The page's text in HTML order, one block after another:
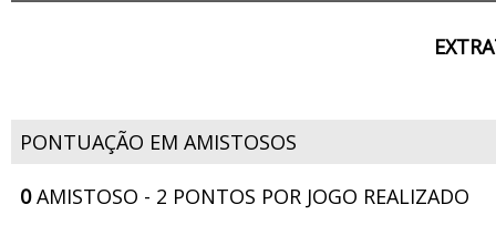
PONTUAÇÃO EM AMISTOSOS
0AMISTOSO - 2 PONTOS POR JOGO REALIZADO